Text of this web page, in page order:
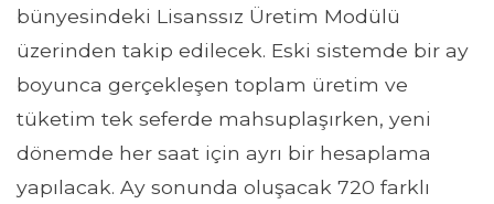
bünyesindeki Lisanssız Üretim Modülü
üzerinden takip edilecek. Eski sistemde bir ay
boyunca gerçekleşen toplam üretim ve
tüketim tek seferde mahsuplaşırken, yeni
dönemde her saat için ayrı bir hesaplama
yapılacak. Ay sonunda oluşacak 720 farklı